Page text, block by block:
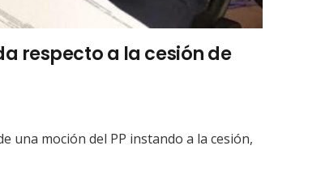
respecto a la cesión de
una moción del PP instando a la cesión,